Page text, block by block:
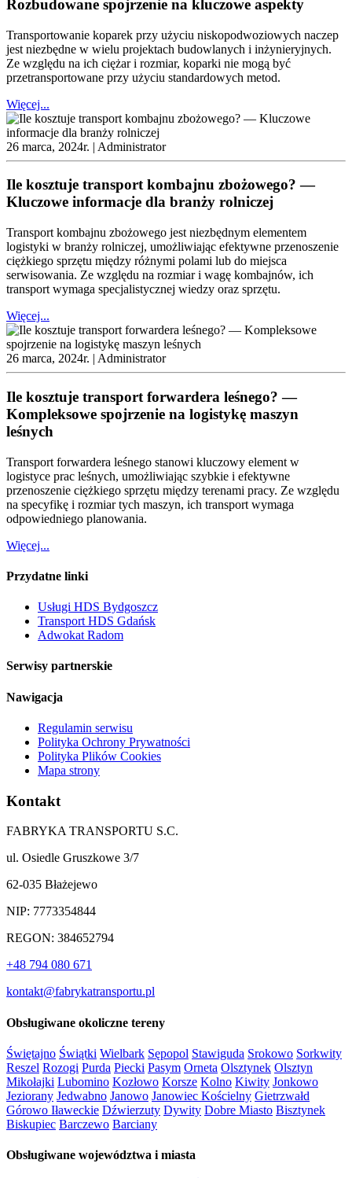
Rozbudowane spojrzenie na kluczowe aspekty
Transportowanie koparek przy użyciu niskopodwoziowych naczep
jest niezbędne w wielu projektach budowlanych i inżynieryjnych.
Ze względu na ich ciężar i rozmiar, koparki nie mogą być
przetransportowane przy użyciu standardowych metod.
Więcej...
26 marca, 2024r. | Administrator
Ile kosztuje transport kombajnu zbożowego? —
Kluczowe informacje dla branży rolniczej
Transport kombajnu zbożowego jest niezbędnym elementem
logistyki w branży rolniczej, umożliwiając efektywne przenoszenie
ciężkiego sprzętu między różnymi polami lub do miejsca
serwisowania. Ze względu na rozmiar i wagę kombajnów, ich
transport wymaga specjalistycznej wiedzy oraz sprzętu.
Więcej...
26 marca, 2024r. | Administrator
Ile kosztuje transport forwardera leśnego? —
Kompleksowe spojrzenie na logistykę maszyn
leśnych
Transport forwardera leśnego stanowi kluczowy element w
logistyce prac leśnych, umożliwiając szybkie i efektywne
przenoszenie ciężkiego sprzętu między terenami pracy. Ze względu
na specyfikę i rozmiar tych maszyn, ich transport wymaga
odpowiedniego planowania.
Więcej...
Przydatne linki
Usługi HDS Bydgoszcz
Transport HDS Gdańsk
Adwokat Radom
Serwisy partnerskie
Nawigacja
Regulamin serwisu
Polityka Ochrony Prywatności
Polityka Plików Cookies
Mapa strony
Kontakt
FABRYKA TRANSPORTU S.C.
ul. Osiedle Gruszkowe 3/7
62-035 Błażejewo
NIP: 7773354844
REGON: 384652794
+48 794 080 671
kontakt@fabrykatransportu.pl
Obsługiwane okoliczne tereny
Świętajno Świątki Wielbark Sępopol Stawiguda Srokowo Sorkwity
Reszel Rozogi Purda Piecki Pasym Orneta Olsztynek Olsztyn
Mikołajki Lubomino Kozłowo Korsze Kolno Kiwity Jonkowo
Jeziorany Jedwabno Janowo Janowiec Kościelny Gietrzwałd
Górowo Iławeckie Dźwierzuty Dywity Dobre Miasto Bisztynek
Biskupiec Barczewo Barciany
Obsługiwane województwa i miasta